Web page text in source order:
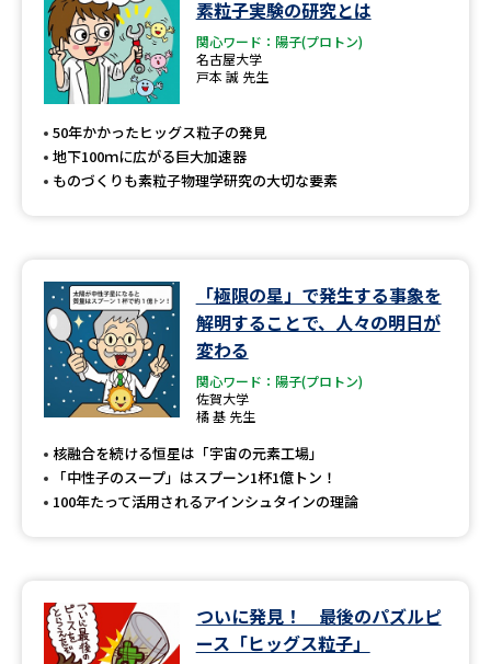
素粒子実験の研究とは
関心ワード：陽子(プロトン)
名古屋大学
戸本 誠 先生
50年かかったヒッグス粒子の発見
地下100ｍに広がる巨大加速器
ものづくりも素粒子物理学研究の大切な要素
「極限の星」で発生する事象を
解明することで、人々の明日が
変わる
関心ワード：陽子(プロトン)
佐賀大学
橘 基 先生
核融合を続ける恒星は「宇宙の元素工場」
「中性子のスープ」はスプーン1杯1億トン！
100年たって活用されるアインシュタインの理論
ついに発見！ 最後のパズルピ
ース「ヒッグス粒子」